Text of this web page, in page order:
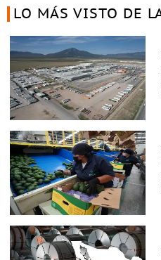
LO MÁS VISTO DE